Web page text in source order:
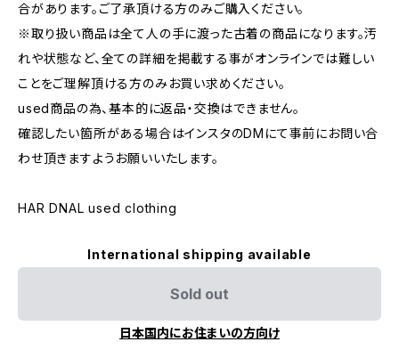
合があります。ご了承頂ける方のみご購入ください。
※取り扱い商品は全て人の手に渡った古着の商品になります。汚
れや状態など、全ての詳細を掲載する事がオンラインでは難しい
ことをご理解頂ける方のみお買い求めください。
used商品の為、基本的に返品・交換はできません。
確認したい箇所がある場合はインスタのDMにて事前にお問い合
わせ頂きますようお願いいたします。
HAR DNAL used clothing
International shipping available
Sold out
日本国内にお住まいの方向け